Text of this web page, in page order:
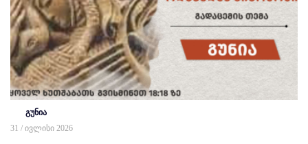
გუნია
31 / ივლისი 2026